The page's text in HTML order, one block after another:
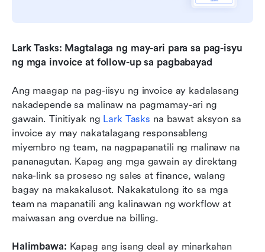
Lark Tasks: Magtalaga ng may-ari para sa pag-isyu
ng mga invoice at follow-up sa pagbabayad
Ang maagap na pag-iisyu ng invoice ay kadalasang
nakadepende sa malinaw na pagmamay-ari ng
gawain. Tinitiyak ng Lark Tasks na bawat aksyon sa
invoice ay may nakatalagang responsableng
miyembro ng team, na nagpapanatili ng malinaw na
pananagutan. Kapag ang mga gawain ay direktang
naka-link sa proseso ng sales at finance, walang
bagay na makakalusot. Nakakatulong ito sa mga
team na mapanatili ang kalinawan ng workflow at
maiwasan ang overdue na billing.
Halimbawa: Kapag ang isang deal ay minarkahan